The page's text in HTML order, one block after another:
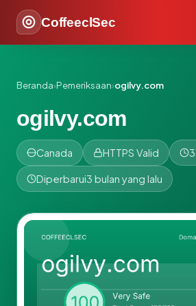
CoffeeclSec
Beranda›Pemeriksaan›ogilvy.com
ogilvy.com
Canada HTTPS Valid
Diperbarui3 bulan yang lalu